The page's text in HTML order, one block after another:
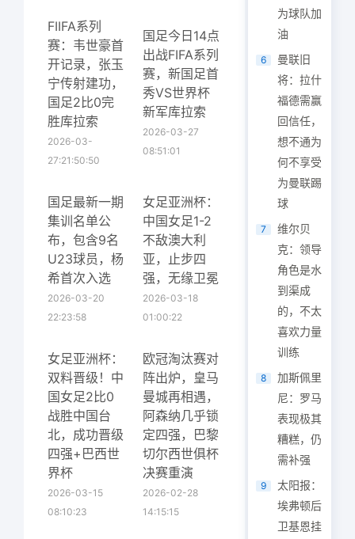
FIIFA系列
赛：韦世豪首
开记录，张玉
宁传射建功，
国足2比0完
胜库拉索
2026-03-
27:21:50:50
国足今日14点
出战FIFA系列
赛，新国足首
秀VS世界杯
新军库拉索
2026-03-27
08:51:01
国足最新一期
集训名单公
布，包含9名
U23球员，杨
希首次入选
2026-03-20
22:23:58
女足亚洲杯：
中国女足1-2
不敌澳大利
亚，止步四
强，无缘卫冕
2026-03-18
01:00:22
女足亚洲杯：
双料晋级！中
国女足2比0
战胜中国台
北，成功晋级
四强+巴西世
界杯
2026-03-15
08:10:23
欧冠淘汰赛对
阵出炉，皇马
曼城再相遇，
阿森纳几乎锁
定四强，巴黎
切尔西世俱杯
决赛重演
2026-02-28
14:15:15
为球队加
油
6
曼联旧
将：拉什
福德需赢
回信任，
想不通为
何不享受
为曼联踢
球
7
维尔贝
克：领导
角色是水
到渠成
的，不太
喜欢力量
训练
8
加斯佩里
尼：罗马
表现极其
糟糕，仍
需补强
9
太阳报：
埃弗顿后
卫基恩挂